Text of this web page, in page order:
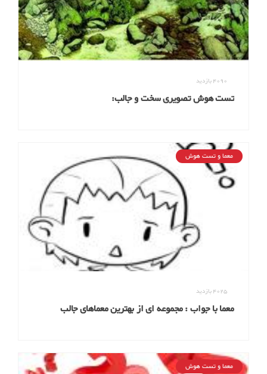
4090بازدید
تست هوش تصویری سخت و جالب:
معما و تست هوش
4025بازدید
معما با جواب : مجموعه ای از بهترین معماهای جالب
معما و تست هوش